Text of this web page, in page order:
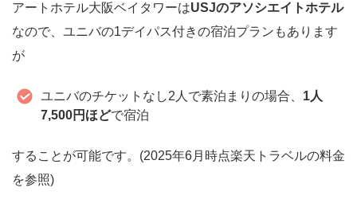
アートホテル大阪ベイタワーはUSJのアソシエイトホテル
なので、ユニバの1デイパス付きの宿泊プランもあります
が
ユニバのチケットなし2人で素泊まりの場合、 1人
7,500円ほどで宿泊
することが可能です。(2025年6月時点楽天トラベルの料金
を参照)